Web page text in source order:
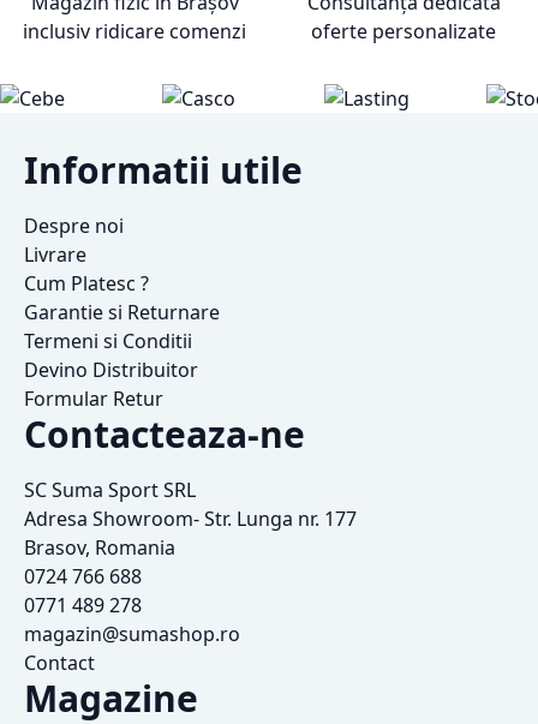
inclusiv ridicare comenzi
oferte personalizate
Informatii utile
Despre noi
Livrare
Cum Platesc ?
Garantie si Returnare
Termeni si Conditii
Devino Distribuitor
Formular Retur
Contacteaza-ne
SC Suma Sport SRL
Adresa Showroom- Str. Lunga nr. 177
Brasov, Romania
0724 766 688
0771 489 278
magazin@sumashop.ro
Contact
Magazine